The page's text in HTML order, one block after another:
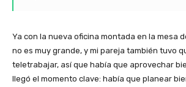
Ya con la nueva oficina montada en la mesa
no es muy grande, y mi pareja también tuvo
teletrabajar, así que había que aprovechar
llegó el momento clave: había que planear